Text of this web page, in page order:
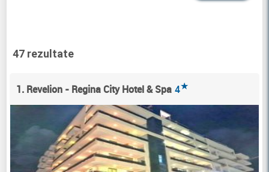
47 rezultate
1. Revelion - Regina City Hotel & Spa 4★